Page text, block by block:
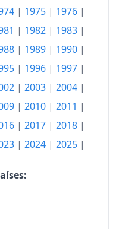
| 1975 | 1976 |
| 1982 | 1983 |
| 1989 | 1990 |
| 1996 | 1997 |
| 2003 | 2004 |
| 2010 | 2011 |
| 2017 | 2018 |
| 2024 | 2025 |